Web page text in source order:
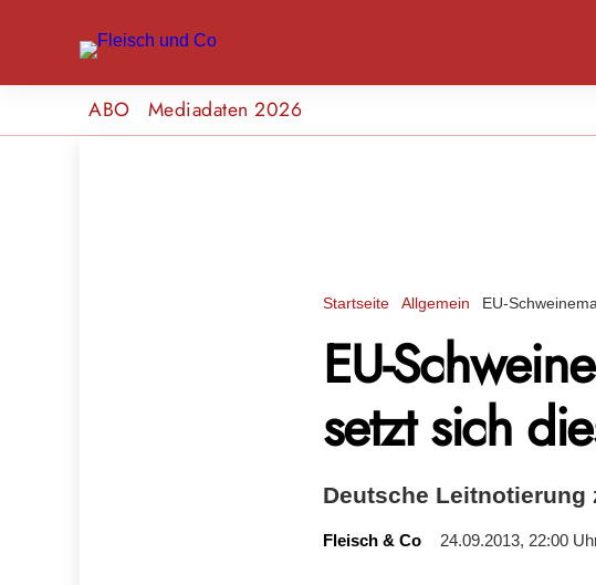
ABO Mediadaten 2026
Startseite Allgemein EU-
EU-
setzt sich
Deutsche
Fleisch & Co 24.09.2013, 22:00